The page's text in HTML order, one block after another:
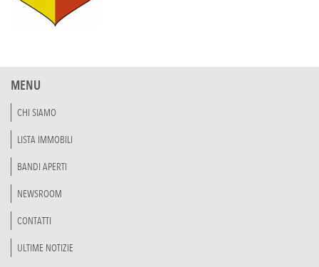
MENU
CHI SIAMO
LISTA IMMOBILI
BANDI APERTI
NEWSROOM
CONTATTI
ULTIME NOTIZIE